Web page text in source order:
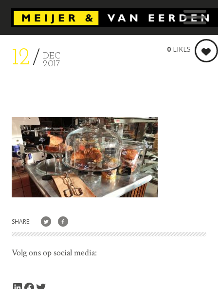
12
DEC
2017
0 LIKES
SHARE:
Volg ons op social media:
LinkedIn Facebook